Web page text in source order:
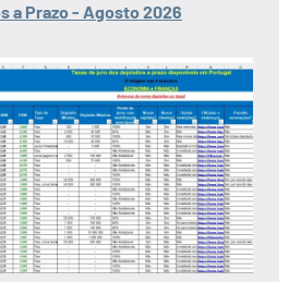
a Prazo - Agosto 2026